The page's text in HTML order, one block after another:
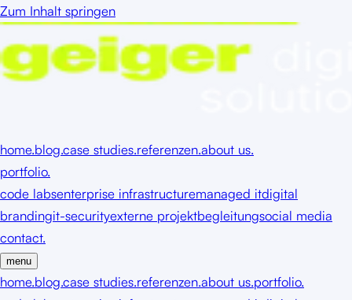
Zum Inhalt springen
home.blog.case studies.referenzen.about us.
portfolio.
code labsenterprise infrastructuremanaged itdigital
brandingit-securityexterne projektbegleitungsocial media
contact.
menu
home.blog.case studies.referenzen.about us.portfolio.